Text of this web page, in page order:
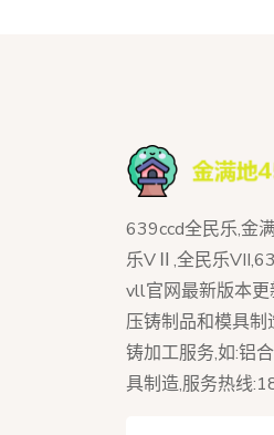
639ccd全民乐,金
乐VⅡ,全民乐
vll官网最新版本
压铸制品和模具
铸加工服务,如:铝
具制造,服务热线